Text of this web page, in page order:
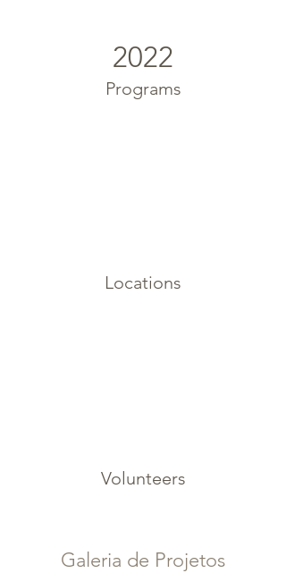
2022
Programs
Locations
Volunteers
Galeria de Projetos